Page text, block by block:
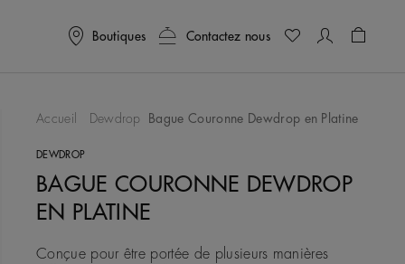
Boutiques Contactez nous
À Ma Wishlist
Accueil Dewdrop Bague Couronne Dewdrop en Platine
DEWDROP
BAGUE COURONNE DEWDROP
EN PLATINE
Conçue pour être portée de plusieurs manières